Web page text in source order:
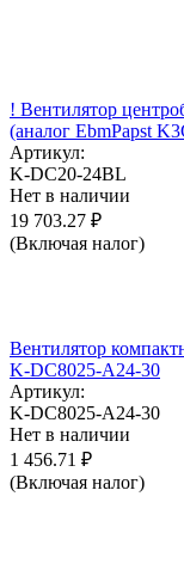
! Вентилятор
(аналог EbmPapst
Артикул:
K-DC20-24BL
Нет в наличии
19 703.27 ₽
(Включая налог)
Вентилятор
K-DC8025-A24-30
Артикул:
K-DC8025-A24-30
Нет в наличии
1 456.71 ₽
(Включая налог)